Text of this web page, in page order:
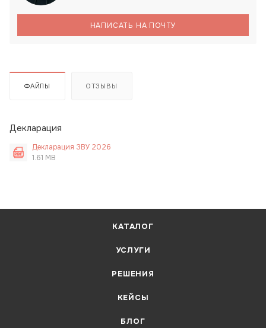
НАПИСАТЬ НА ПОЧТУ
ФАЙЛЫ ОТЗЫВЫ
Декларация
Декларация ЗВУ 2026
1.61 MB
КАТАЛОГ
УСЛУГИ
РЕШЕНИЯ
КЕЙСЫ
БЛОГ